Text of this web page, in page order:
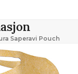
Saperavi Pouch